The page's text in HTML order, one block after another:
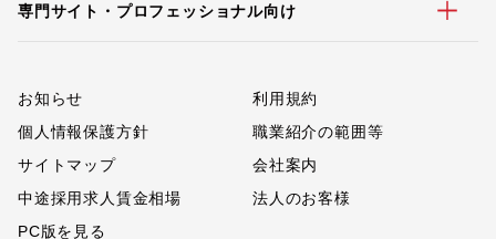
専門サイト・プロフェッショナル向け
お知らせ
利用規約
個人情報保護方針
職業紹介の範囲等
サイトマップ
会社案内
中途採用求人賃金相場
法人のお客様
PC版を見る